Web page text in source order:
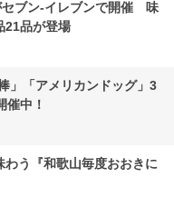
セブン-イレブンで開催 味
21品が登場
」「アメリカンドッグ」3
催中！
わう『和歌山毎度おおきに